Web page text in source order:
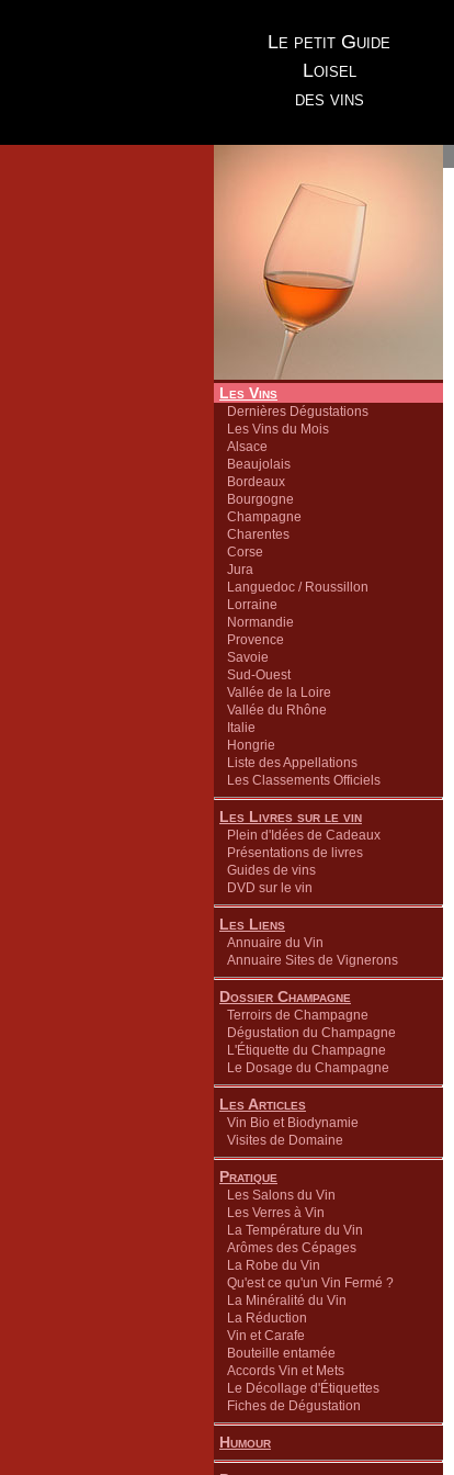
Le petit Guide
Loisel
des vins
Les Vins
Dernières Dégustations
Les Vins du Mois
Alsace
Beaujolais
Bordeaux
Bourgogne
Champagne
Charentes
Corse
Jura
Languedoc / Roussillon
Lorraine
Normandie
Provence
Savoie
Sud-Ouest
Vallée de la Loire
Vallée du Rhône
Italie
Hongrie
Liste des Appellations
Les Classements Officiels
Les Livres sur le vin
Plein d'Idées de Cadeaux
Présentations de livres
Guides de vins
DVD sur le vin
Les Liens
Annuaire du Vin
Annuaire Sites de Vignerons
Dossier Champagne
Terroirs de Champagne
Dégustation du Champagne
L'Étiquette du Champagne
Le Dosage du Champagne
Les Articles
Vin Bio et Biodynamie
Visites de Domaine
Pratique
Les Salons du Vin
Les Verres à Vin
La Température du Vin
Arômes des Cépages
La Robe du Vin
Qu'est ce qu'un Vin Fermé ?
La Minéralité du Vin
La Réduction
Vin et Carafe
Bouteille entamée
Accords Vin et Mets
Le Décollage d'Étiquettes
Fiches de Dégustation
Humour